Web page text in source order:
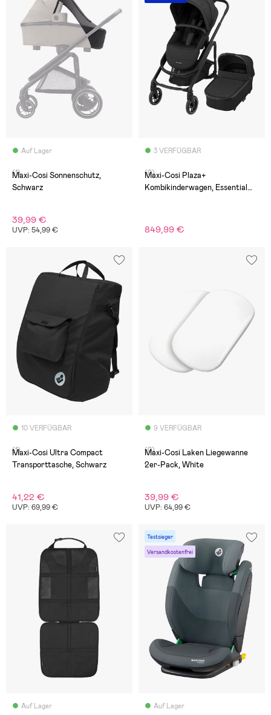
Auf Lager
(1)
Maxi-Cosi Sonnenschutz,
Schwarz
39,99 €
UVP: 54,99 €
3 VERFÜGBAR
(0)
Maxi-Cosi Plaza+
Kombikinderwagen, Essential
849,99 €
10 VERFÜGBAR
(1)
Maxi-Cosi Ultra Compact
Transporttasche, Schwarz
41,22 €
UVP: 69,99 €
9 VERFÜGBAR
(0)
Maxi-Cosi Laken Liegewanne
2er-Pack, White
39,99 €
UVP: 64,99 €
Auf Lager
Testsieger
Versandkostenfrei
Auf Lager